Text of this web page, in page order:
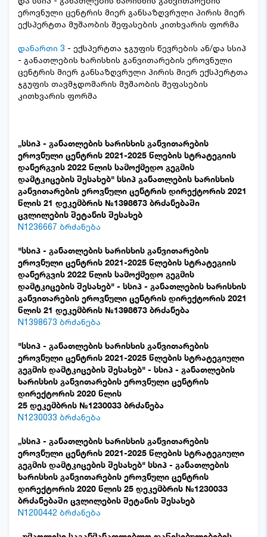
ეროვნული ცენტრის მიერ განსაზღვრული პირის მიერ
ექსპერტთა მუშაობის შეფასების კითხვარის ფორმა
დანართი 3 - ექსპერტთა ჯგუფის წევრების ან/და სსიპ
- განათლების ხარისხის განვითარების ეროვნული
ცენტრის მიერ განსაზღვრული პირის მიერ ექსპერტთა
ჯგუფის თავმჯდომარის მუშაობის შეფასების
კითხვარის ფორმა
„სსიპ - განათლების ხარისხის განვითარების
ეროვნული ცენტრის 2021-2025 წლების სტრატეგიის
დანერგვის 2022 წლის სამოქმედო გეგმის
დამტკიცების შესახებ" სსიპ განათლების ხარისხის
განვითარების ეროვნული ცენტრის დირექტორის 2021
წლის 21 დეკემბრის №1398673 ბრძანებაში
ცვლილების შეტანის შესახებ
N1236667 ბრძანება
"სსიპ - განათლების ხარისხის განვითარების
ეროვნული ცენტრის 2021-2025 წლების სტრატეგიის
დანერგვის 2022 წლის სამოქმედო გეგმის
დამტკიცების შესახებ" - სსიპ - განათლების ხარისხის
განვითარების ეროვნული ცენტრის დირექტორის 2021
წლის 21 დეკემბრის №1398673 ბრძანება
N1398673 ბრძანება
"სსიპ - განათლების ხარისხის განვითარების
ეროვნული ცენტრის 2021-2025 წლების სტრატეგიული
გეგმის დამტკიცების შესახებ" - სსიპ - განათლების
ხარისხის განვითარების ეროვნული ცენტრის
დირექტორის 2020 წლის
25 დეკემბრის №1230033 ბრძანება
N1230033 ბრძანება
„სსიპ - განათლების ხარისხის განვითარების
ეროვნული ცენტრის 2021-2025 წლების სტრატეგიული
გეგმის დამტკიცების შესახებ" სსიპ - განათლების
ხარისხის განვითარების ეროვნული ცენტრის
დირექტორის 2020 წლის 25 დეკემბრის №1230033
ბრძანებაში ცვლილების შეტანის შესახებ
N1200442 ბრძანება